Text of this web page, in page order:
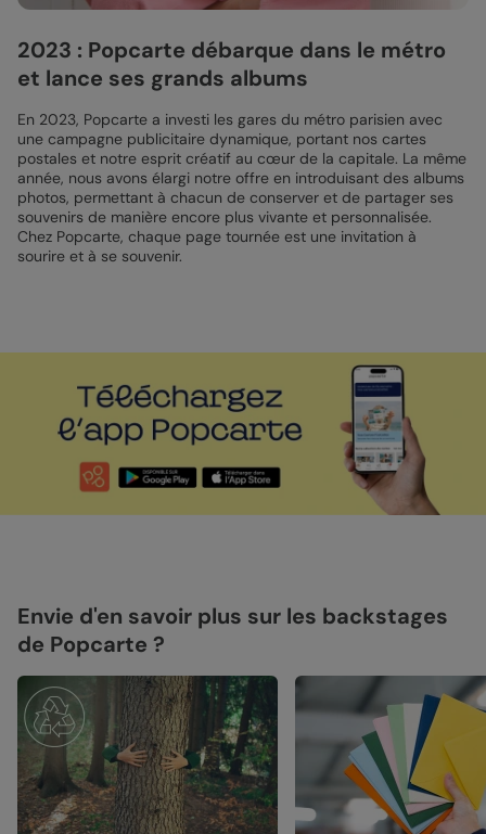
2023 : Popcarte débarque dans le métro
et lance ses grands albums
En 2023, Popcarte a investi les gares du métro parisien avec
une campagne publicitaire dynamique, portant nos cartes
postales et notre esprit créatif au cœur de la capitale. La même
année, nous avons élargi notre offre en introduisant des albums
photos, permettant à chacun de conserver et de partager ses
souvenirs de manière encore plus vivante et personnalisée.
Chez Popcarte, chaque page tournée est une invitation à
sourire et à se souvenir.
Envie d'en savoir plus sur les backstages
de Popcarte ?